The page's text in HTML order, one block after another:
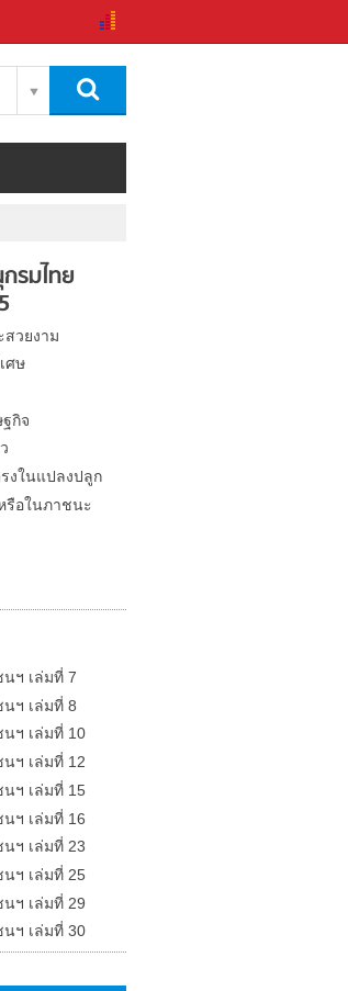
รมไทย
วยงาม
ศษ
กิจ
งในแปลงปลูก
รือในภาชนะ
ฯ เล่มที่ 7
ฯ เล่มที่ 8
ฯ เล่มที่ 10
ฯ เล่มที่ 12
ฯ เล่มที่ 15
ฯ เล่มที่ 16
ฯ เล่มที่ 23
ฯ เล่มที่ 25
ฯ เล่มที่ 29
ฯ เล่มที่ 30